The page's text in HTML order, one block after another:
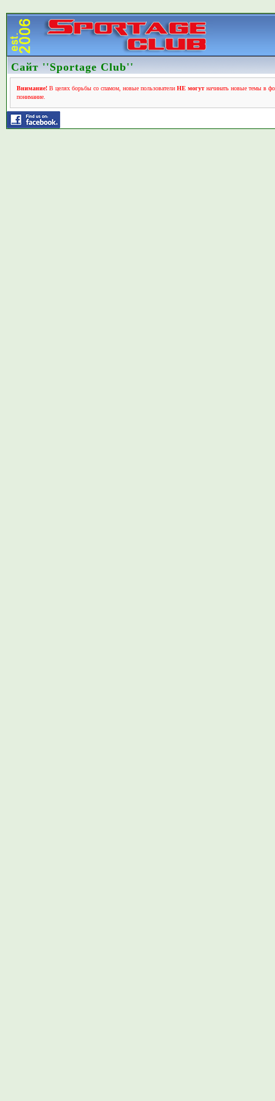
Сайт ''Sportage Club''
Внимание!В целях борьбы со спамом, новые пользователи НЕ могутначинать новые темы в
понимание.